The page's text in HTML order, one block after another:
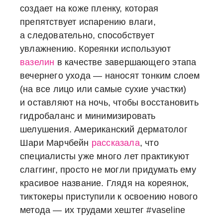
создает на коже пленку, которая
препятствует испарению влаги,
а следовательно, способствует
увлажнению. Кореянки используют
вазелин в качестве завершающего этапа
вечернего ухода — наносят тонким слоем
(на все лицо или самые сухие участки)
и оставляют на ночь, чтобы восстановить
гидробаланс и минимизировать
шелушения. Американский дерматолог
Шари Марчбейн рассказала, что
специалисты уже много лет практикуют
слаггинг, просто не могли придумать ему
красивое название. Глядя на кореянок,
тиктокеры приступили к освоению нового
метода — их трудами хештег #vaseline